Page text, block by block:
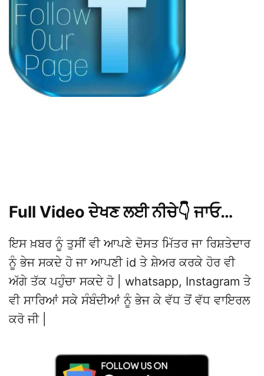
ਅੱਗੇ ਤੱਕ ਪਹੁੰਚਾ ਸਕਦੇ ਹੋ | whatsapp, Instagram ਤੇ
ਕਰੋ ਜੀ |
ਰਾਜਵੀਰ ਜਵੰਦਾ ਦੀ ਡਰੈੱਸ ਪਾਕੇ ਜੱਸ